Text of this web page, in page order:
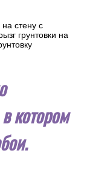
стену с
грунтовки на
котором